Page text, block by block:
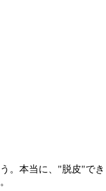
。本当に、"脱皮"でき